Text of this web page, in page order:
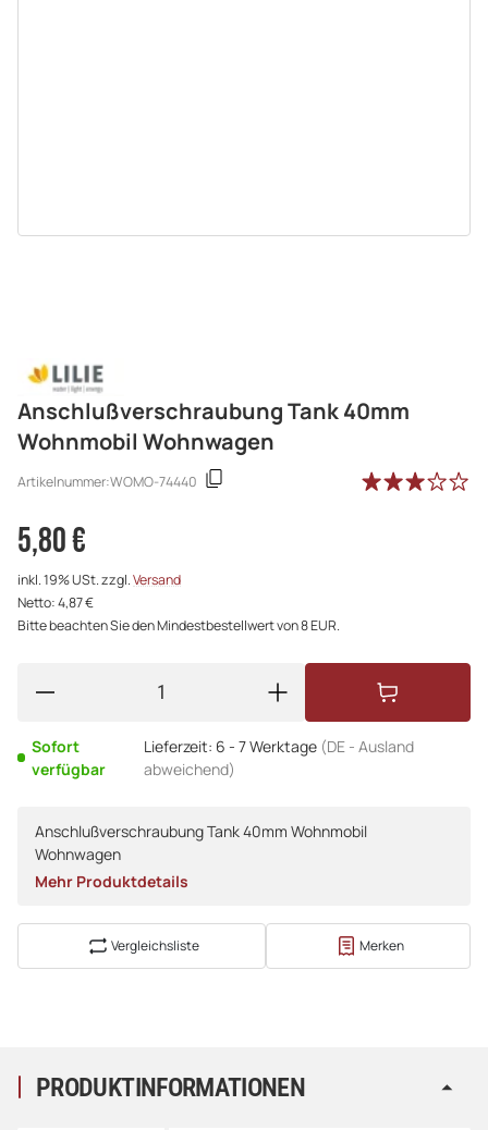
Anschlußverschraubung Tank 40mm
Wohnmobil Wohnwagen
Artikelnummer:WOMO-74440
5,80 €
inkl. 19% USt. zzgl.Versand
Netto: 4,87 €
Bitte beachten Sie den Mindestbestellwert von 8 EUR.
Sofort
verfügbar
Lieferzeit: 6 - 7 Werktage (DE - Ausland
abweichend)
Anschlußverschraubung Tank 40mm Wohnmobil
Wohnwagen
Mehr Produktdetails
Vergleichsliste Merken
PRODUKTINFORMATIONEN